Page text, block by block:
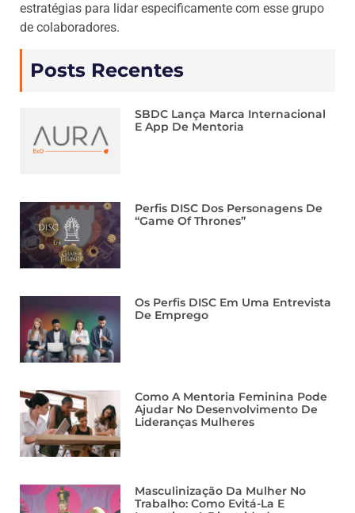
estratégias para lidar especificamente com esse grupo
de colaboradores.
Posts Recentes
SBDC Lança Marca Internacional
E App De Mentoria
Perfis DISC Dos Personagens De
“Game Of Thrones”
Os Perfis DISC Em Uma Entrevista
De Emprego
Como A Mentoria Feminina Pode
Ajudar No Desenvolvimento De
Lideranças Mulheres
Masculinização Da Mulher No
Trabalho: Como Evitá-La E